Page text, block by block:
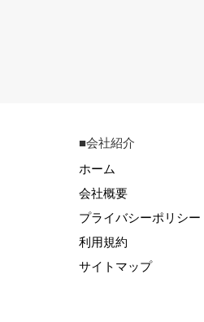
■会社紹介
ホーム
会社概要
プライバシーポリシー
利用規約
サイトマップ